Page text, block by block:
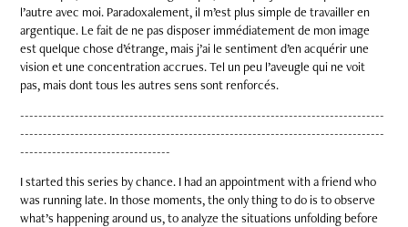
l’autre avec moi. Paradoxalement, il m’est plus simple de travailler en
argentique. Le fait de ne pas disposer immédiatement de mon image
est quelque chose d’étrange, mais j’ai le sentiment d’en acquérir une
vision et une concentration accrues. Tel un peu l’aveugle qui ne voit
pas, mais dont tous les autres sens sont renforcés.
--------------------------------------------------------------------------------
--------------------------------------------------------------------------------
---------------------------------
I started this series by chance. I had an appointment with a friend who
was running late. In those moments, the only thing to do is to observe
what’s happening around us, to analyze the situations unfolding before